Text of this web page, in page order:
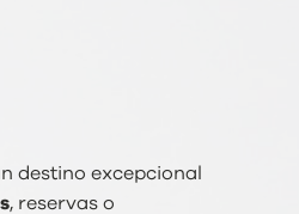
destino excepcional
, reservas o